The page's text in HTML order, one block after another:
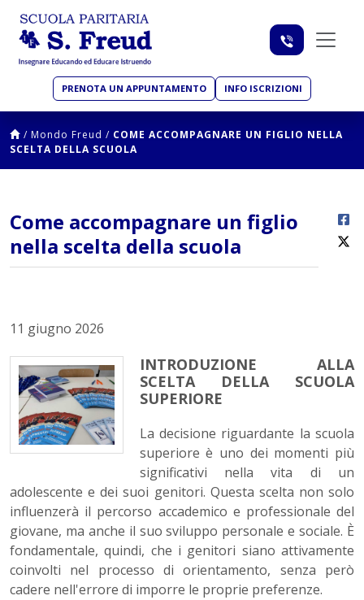
PRENOTA UN APPUNTAMENTO INFO ISCRIZIONI
/ Mondo Freud / COME ACCOMPAGNARE UN FIGLIO NELLA
SCELTA DELLA SCUOLA
Come accompagnare un figlio
nella scelta della scuola
11 giugno 2026
INTRODUZIONE ALLA
SCELTA DELLA SCUOLA
SUPERIORE
La decisione riguardante la scuola
superiore è uno dei momenti più
significativi nella vita di un
adolescente e dei suoi genitori. Questa scelta non solo
influenzerà il percorso accademico e professionale del
giovane, ma anche il suo sviluppo personale e sociale. È
fondamentale, quindi, che i genitori siano attivamente
coinvolti nel processo di orientamento, senza però
cadere nell'errore di imporre le proprie preferenze.